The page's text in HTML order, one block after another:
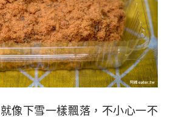
像下雪一樣飄落，不小心一不